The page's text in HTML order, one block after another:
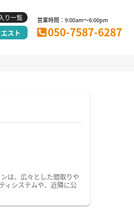
り一覧
スト
営業時間：9:00am～6:00pm
050-7587-6287
は、広々とした間取りや
ィシステムや、近隣に公